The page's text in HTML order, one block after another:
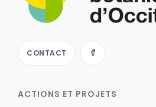
CONTACT
ACTIONS ET PROJETS